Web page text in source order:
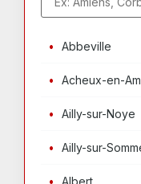
Abbeville
Acheux-en-
Ailly-sur-Noye
Ailly-sur-